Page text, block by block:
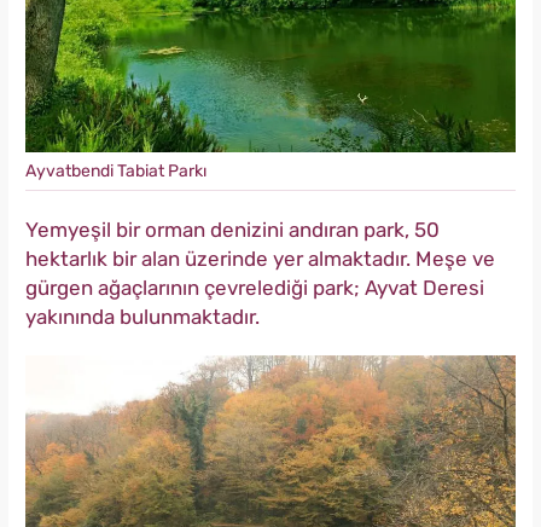
Ayvatbendi Tabiat Parkı
Yemyeşil bir orman denizini andıran park, 50
hektarlık bir alan üzerinde yer almaktadır. Meşe ve
gürgen ağaçlarının çevrelediği park; Ayvat Deresi
yakınında bulunmaktadır.